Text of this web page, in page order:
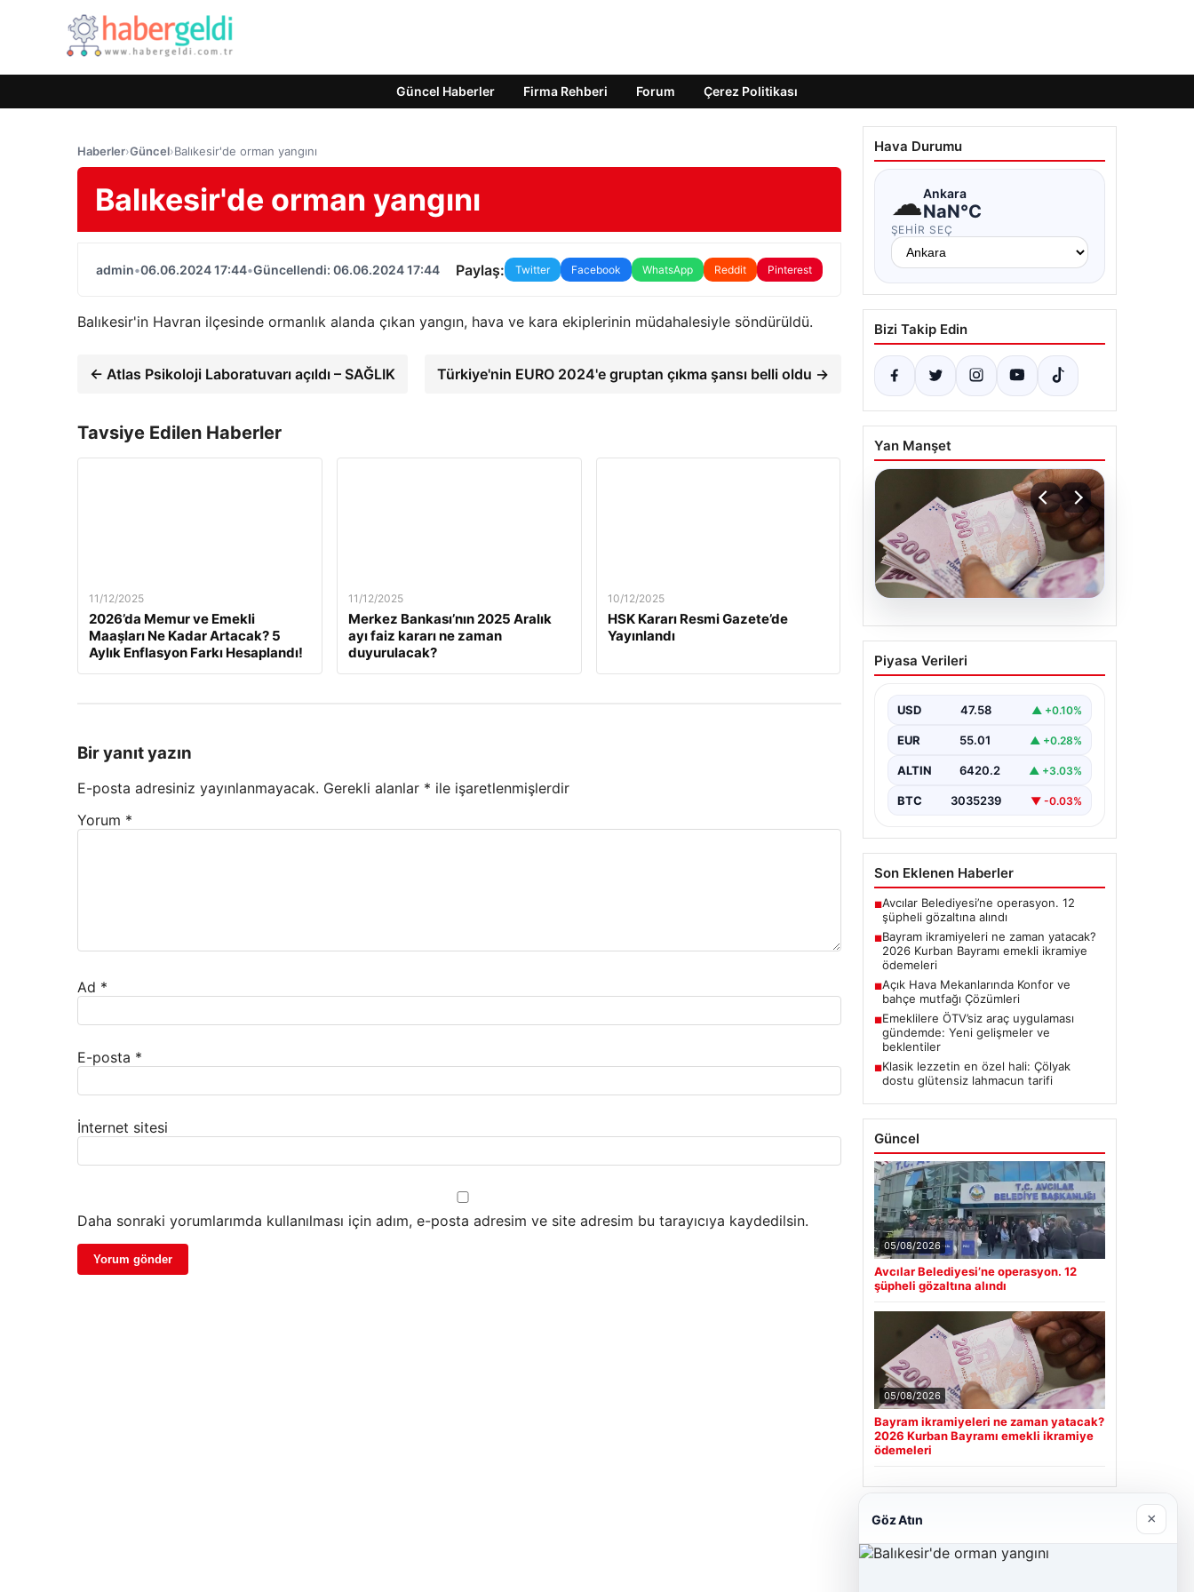
Güncel Haberler Firma Rehberi Forum Çerez Politikası
Haberler›Güncel›Balıkesir'de orman yangını
Balıkesir'de orman yangını
admin•06.06.2024 17:44•Güncellendi: 06.06.2024 17:44 Paylaş: Twitter Facebook WhatsApp Reddit Pinterest
Balıkesir'in Havran ilçesinde ormanlık alanda çıkan yangın, hava ve kara ekiplerinin müdahalesiyle söndürüldü.
← Atlas Psikoloji Laboratuvarı açıldı – SAĞLIK Türkiye'nin EURO 2024'e gruptan çıkma şansı belli oldu →
Tavsiye Edilen Haberler
11/12/2025
2026’da Memur ve Emekli
Maaşları Ne Kadar Artacak? 5
Aylık Enflasyon Farkı Hesaplandı!
11/12/2025
Merkez Bankası’nın 2025 Aralık
ayı faiz kararı ne zaman
duyurulacak?
10/12/2025
HSK Kararı Resmi Gazete’de
Yayınlandı
Bir yanıt yazın
E-posta adresiniz yayınlanmayacak. Gerekli alanlar * ile işaretlenmişlerdir
Yorum *
Ad *
E-posta *
İnternet sitesi
Daha sonraki yorumlarımda kullanılması için adım, e-posta adresim ve site adresim bu tarayıcıya kaydedilsin.
Hava Durumu
☁Ankara
NaN°C
ŞEHIR SEÇ
Bizi Takip Edin
Yan Manşet
05.08.2026
Bayram ikramiyeleri ne
zaman yatacak? 2026
ikramiye ödemeleri
Piyasa Verileri
USD 47.58 ▲ +0.10%
EUR 55.01 ▲ +0.28%
ALTIN 6420.2 ▲ +3.03%
BTC 3035239 ▼ -0.03%
Son Eklenen Haberler
■Avcılar Belediyesi’ne operasyon. 12
şüpheli gözaltına alındı
■Bayram ikramiyeleri ne zaman yatacak?
2026 Kurban Bayramı emekli ikramiye
ödemeleri
■Açık Hava Mekanlarında Konfor ve
bahçe mutfağı Çözümleri
■Emeklilere ÖTV’siz araç uygulaması
gündemde: Yeni gelişmeler ve
beklentiler
■Klasik lezzetin en özel hali: Çölyak
dostu glütensiz lahmacun tarifi
Güncel
05/08/2026
Avcılar Belediyesi’ne operasyon. 12
şüpheli gözaltına alındı
05/08/2026
Bayram ikramiyeleri ne zaman yatacak?
2026 Kurban Bayramı emekli ikramiye
ödemeleri
Son Eklenen Firmalar
Göz Atın ×